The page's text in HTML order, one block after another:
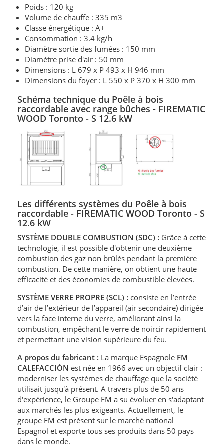
Poids : 120 kg
Volume de chauffe : 335 m3
Classe énergétique : A+
Consommation : 3.4 kg/h
Diamètre sortie des fumées : 150 mm
Diamètre prise d'air : 50 mm
Dimensions : L 679 x P 493 x H 946 mm
Dimensions du foyer : L 550 x P 370 x H 300 mm
Schéma technique du Poêle à bois
raccordable avec range bûches - FIREMATIC
WOOD Toronto - S 12.6 kW
Les différents systèmes du Poêle à bois
raccordable - FIREMATIC WOOD Toronto - S
12.6 kW
SYSTÈME DOUBLE COMBUSTION (SDC) : Grâce à cette
technologie, il est possible d'obtenir une deuxième
combustion des gaz non brûlés pendant la première
combustion. De cette manière, on obtient une haute
efficacité et des économies de combustible élevées.
SYSTÈME VERRE PROPRE (SCL) : consiste en l’entrée
d’air de l’extérieur de l’appareil (air secondaire) dirigée
vers la face interne du verre, améliorant ainsi la
combustion, empêchant le verre de noircir rapidement
et permettant une vision supérieure du feu.
A propos du fabricant : La marque Espagnole FM
CALEFACCIÓN est née en 1966 avec un objectif clair :
moderniser les systèmes de chauffage que la société
utilisait jusqu'à présent. A travers plus de 50 ans
d'expérience, le Groupe FM a su évoluer en s'adaptant
aux marchés les plus exigeants. Actuellement, le
groupe FM est présent sur le marché national
Espagnol et exporte tous ses produits dans 50 pays
dans le monde.